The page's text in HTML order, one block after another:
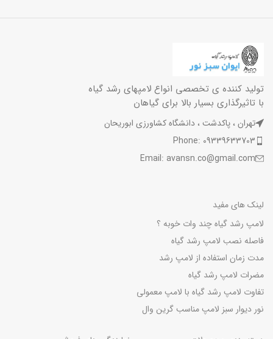
تولید کننده ی تخصصی انواع لامپهای رشد گیاه
با تاثیرگذاری بسیار بالا برای گیاهان
تهران ، پاکدشت ، دانشگاه کشاورزی ابوریحان
Phone: 09339633703
Email: avansn.co@gmail.com
لینک های مفید
لامپ رشد گیاه چند وات خوبه ؟
فاصله نصب لامپ رشد گیاه
مدت زمان استفاده از لامپ رشد
مضرات لامپ رشد گیاه
تفاوت لامپ رشد گیاه با لامپ معمولی
نور دیوار سبز لامپ مناسب گرین وال